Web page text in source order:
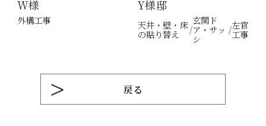
W様
外構工事
Y様邸
天井・壁・床
の貼り替え
玄関ド
ア・サッ
シ
左官
工事
戻る